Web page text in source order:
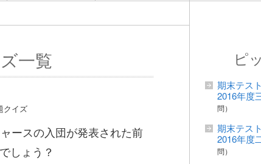
一覧
クイズ
ースの入団が発表された前
しょう？
ピ
期末テス
2016年度
問）
期末テス
2016年度
問）